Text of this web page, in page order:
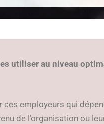
utiliser au niveau
employeurs qui
de l’organisation ou